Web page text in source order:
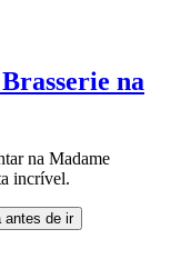
na
na Madame
incrível.
antes de ir